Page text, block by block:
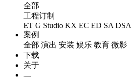
全部
工程订制
ET G Studio KX EC ED SA DSA
案例
全部 演出 安装 娱乐 教育 微影
下载
关于